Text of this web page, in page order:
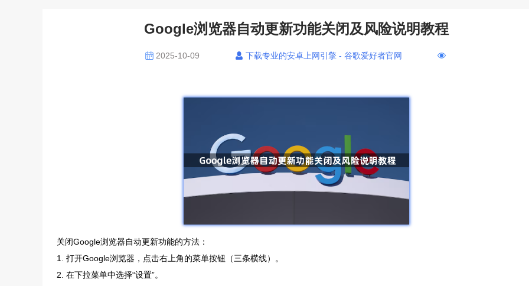
Google浏览器自动更新功能关闭及风险说明教程
2025-10-09 下载专业的安卓上网引擎 - 谷歌爱好者官网
关闭Google浏览器自动更新功能的方法：
1. 打开Google浏览器，点击右上角的菜单按钮（三条横线）。
2. 在下拉菜单中选择“设置”。